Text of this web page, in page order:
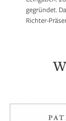
gegründet.
Richter-